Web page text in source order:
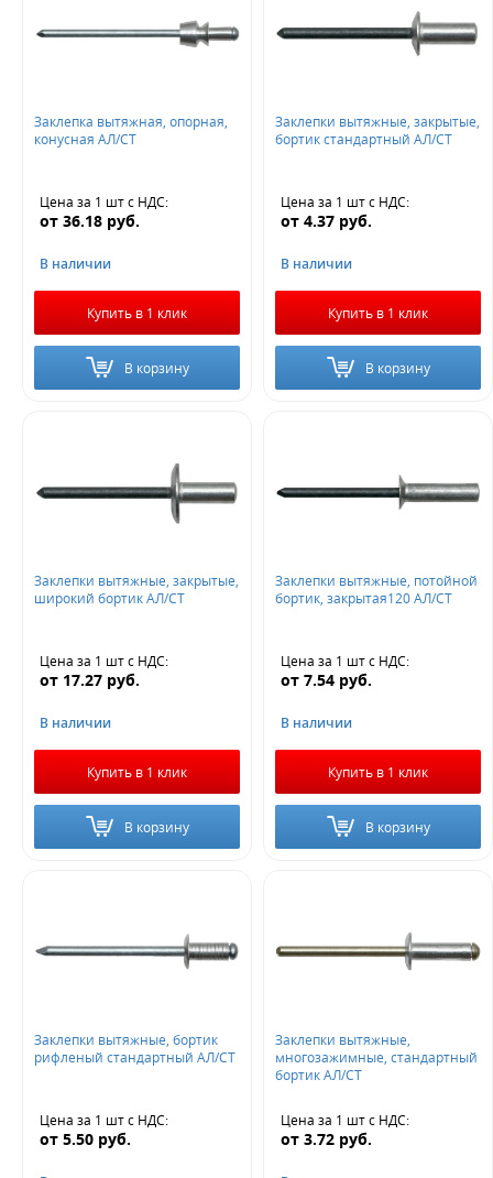
Заклепка вытяжная, опорная,
конусная АЛ/СТ
Цена за 1 штс НДС:
от 36.18 руб.
В наличии
Купить в 1 клик
В корзину
Заклепки вытяжные, закрытые,
бортик стандартный АЛ/СТ
Цена за 1 штс НДС:
от 4.37 руб.
В наличии
Купить в 1 клик
В корзину
Заклепки вытяжные, закрытые,
широкий бортик АЛ/СТ
Цена за 1 штс НДС:
от 17.27 руб.
В наличии
Купить в 1 клик
В корзину
Заклепки вытяжные, потойной
бортик, закрытая120 АЛ/СТ
Цена за 1 штс НДС:
от 7.54 руб.
В наличии
Купить в 1 клик
В корзину
Заклепки вытяжные, бортик
рифленый стандартный АЛ/СТ
Цена за 1 штс НДС:
от 5.50 руб.
Заклепки вытяжные,
многозажимные, стандартный
бортик АЛ/СТ
Цена за 1 штс НДС:
от 3.72 руб.